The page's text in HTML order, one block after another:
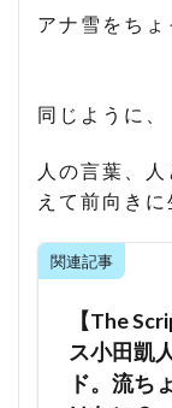
アナ雪をちょ
同じように、
人の言葉、
えて前向きに
関連記事
【The
ス小田凱
ド。流ち